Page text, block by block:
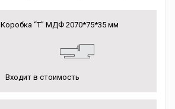
Коробка “Т” МДФ 2070*75*35 мм
Входит в стоимость